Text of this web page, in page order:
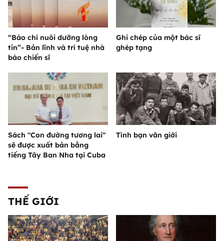
“Báo chí nuôi dưỡng lòng
tin”- Bản lĩnh và trí tuệ nhà
báo chiến sĩ
Ghi chép của một bác sĩ
ghép tạng
Sách "Con đường tương lai"
sẽ được xuất bản bằng
tiếng Tây Ban Nha tại Cuba
Tình bạn văn giới
THẾ GIỚI